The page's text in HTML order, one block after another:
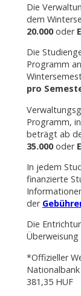
Die
dem
20.000oder
Die
Programm
pro
Programm,
beträgt ab
35.000oder
In jedem
finanzierte
der
Die
*Offizieller
381,35 HUF